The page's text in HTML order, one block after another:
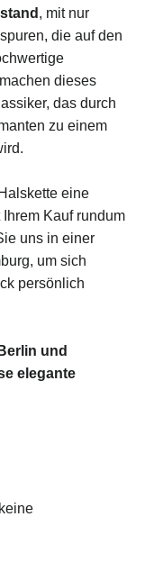
, mit nur
die auf den
dieses
das durch
zu einem
eine
Kauf rundum
uns in einer
um sich
persönlich
und
elegante